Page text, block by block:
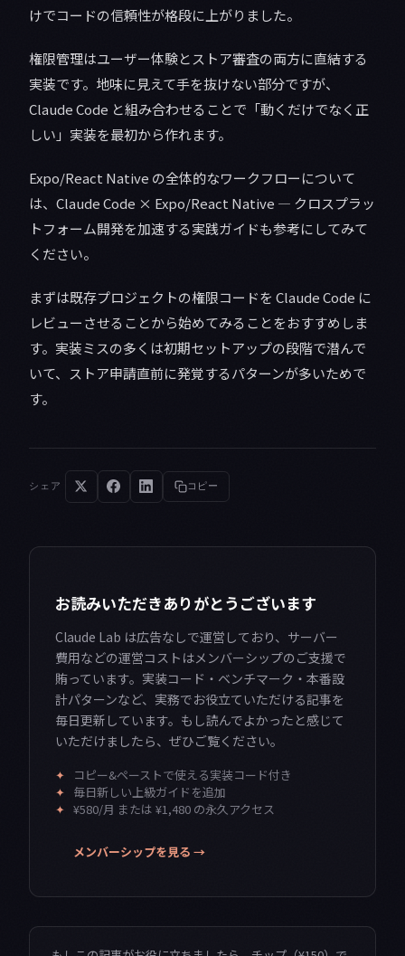
けでコードの信頼性が格段に上がりました。
権限管理はユーザー体験とストア審査の両方に直結する
実装です。地味に見えて手を抜けない部分ですが、
Claude Code と組み合わせることで「動くだけでなく正
しい」実装を最初から作れます。
Expo/React Native の全体的なワークフローについて
は、Claude Code × Expo/React Native — クロスプラッ
トフォーム開発を加速する実践ガイドも参考にしてみて
ください。
まずは既存プロジェクトの権限コードを Claude Code に
レビューさせることから始めてみることをおすすめしま
す。実装ミスの多くは初期セットアップの段階で潜んで
いて、ストア申請直前に発覚するパターンが多いためで
す。
シェア コピー
お読みいただきありがとうございます
Claude Lab は広告なしで運営しており、サーバー
費用などの運営コストはメンバーシップのご支援で
賄っています。実装コード・ベンチマーク・本番設
計パターンなど、実務でお役立ていただける記事を
毎日更新しています。もし読んでよかったと感じて
いただけましたら、ぜひご覧ください。
✦
コピー&ペーストで使える実装コード付き
✦ 毎日新しい上級ガイドを追加
✦ ¥580/月 または ¥1,480 の永久アクセス
メンバーシップを見る →